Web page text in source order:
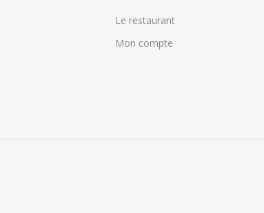
Le restaurant
Mon compte